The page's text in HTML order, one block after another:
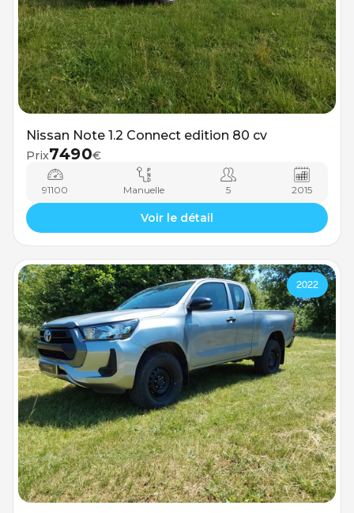
Nissan Note 1.2 Connect edition 80 cv
Prix7490€
91100 Manuelle 5 2015
Voir le détail
2022